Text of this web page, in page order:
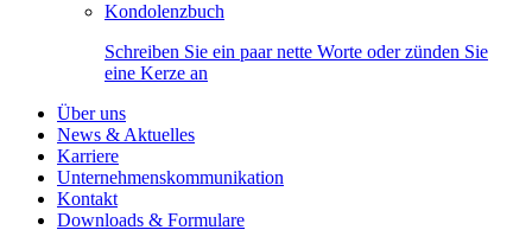
Kondolenzbuch
Schreiben Sie ein paar nette Worte oder zünden Sie
eine Kerze an
Über uns
News & Aktuelles
Karriere
Unternehmenskommunikation
Kontakt
Downloads & Formulare